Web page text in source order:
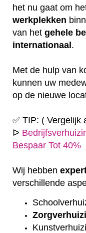
het nu gaat om
werkplekken
van het gehele
internationaal .
Met de hulp van
kunnen uw
op de nieuwe
✅ TIP: ( Vergelijk
ᐅ
Bespaar Tot 40%
Wij hebben
verschillende